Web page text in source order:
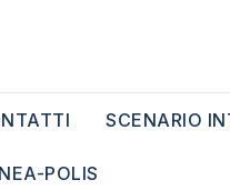
SCENARIO
POLIS